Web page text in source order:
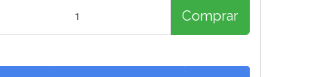
Comprar